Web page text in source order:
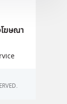
ฆษณา